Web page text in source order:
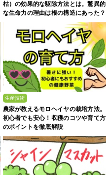
枯）の効果的な駆除方法とは。驚異的
な生命力の理由は根の構造にあった？
生産技術
農家が教えるモロヘイヤの栽培方法。
初心者でも安心！収穫のコツや育て方
のポイントを徹底解説